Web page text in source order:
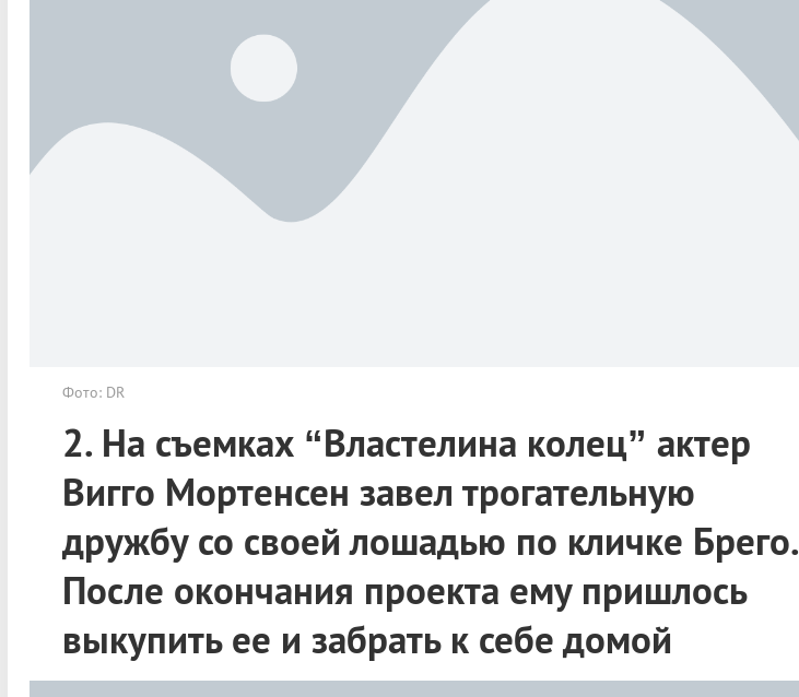
Фото: DR
2. На съемках “Властелина колец” актер
Вигго Мортенсен завел трогательную
дружбу со своей лошадью по кличке Брего.
После окончания проекта ему пришлось
выкупить ее и забрать к себе домой